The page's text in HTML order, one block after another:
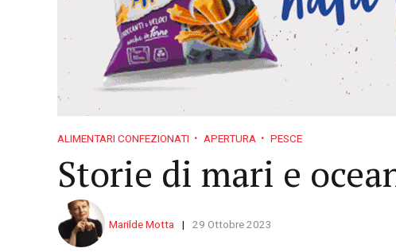
ALIMENTARI CONFEZIONATI APERTURA PESCE
Storie di mari e
Marilde Motta 29 Ottobre 2023